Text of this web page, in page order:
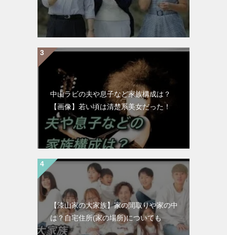
中山ラビの夫や息子など家族構成は？
【画像】若い頃は清楚系美女だった！
【漆山家の大家族】家の間取りや家の中
は？自宅住所(家の場所)についても